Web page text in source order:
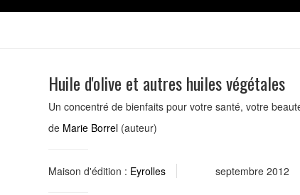
Huile d'olive et autres huiles végétales
Un concentré de bienfaits pour votre santé, votre
de Marie Borrel (auteur)
Maison d'édition : Eyrolles septembre 2012